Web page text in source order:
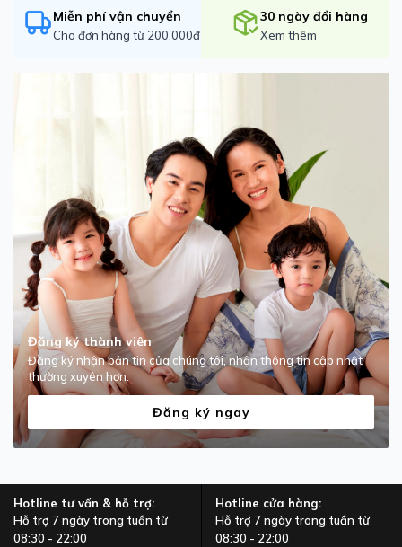
Miễn phí vận chuyển
Cho đơn hàng từ 200.000đ
30 ngày đổi hàng
Xem thêm
Đăng ký thành viên
Đăng ký nhận bản tin của chúng tôi, nhận thông tin cập nhật
thường xuyên hơn.
Đăng ký ngay
Hotline tư vấn & hỗ trợ:
Hỗ trợ 7 ngày trong tuần từ
08:30 - 22:00
Hotline cửa hàng:
Hỗ trợ 7 ngày trong tuần từ
08:30 - 22:00